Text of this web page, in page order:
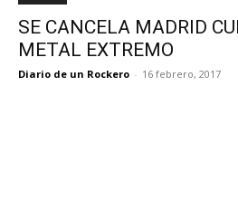
SE CANCELA MADRID
METAL EXTREMO
Diario de un Rockero - 16 febrero, 2017